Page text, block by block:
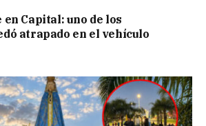
Capital: uno de los
atrapado en el vehículo